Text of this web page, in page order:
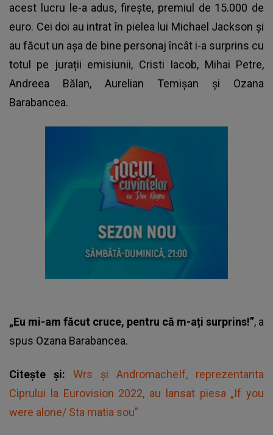
acest lucru le-a adus, firește, premiul de 15.000 de
euro. Cei doi au intrat în pielea lui Michael Jackson și
au făcut un așa de bine personaj încât i-a surprins cu
totul pe jurații emisiunii, Cristi Iacob, Mihai Petre,
Andreea Bălan, Aurelian Temișan și Ozana
Barabancea.
„Eu mi-am făcut cruce, pentru că m-ați surprins!”, a
spus Ozana Barabancea.
Citește și: Wrs și AndromacheIf, reprezentanta
Ciprului la Eurovision 2022, au lansat piesa „If you
were alone/ Sta matia sou”